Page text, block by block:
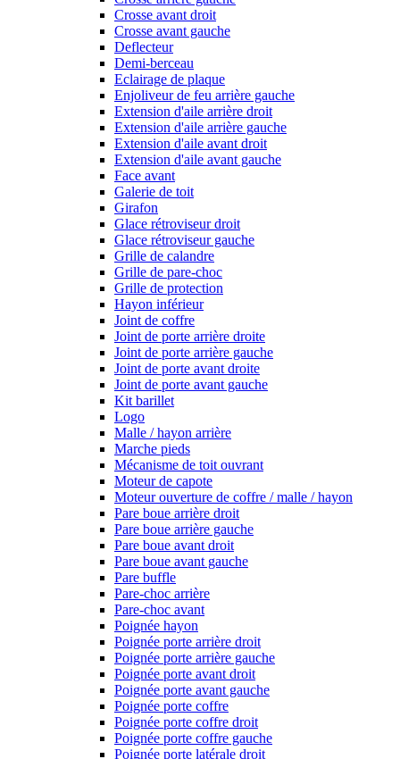
Crosse avant droit
Crosse avant gauche
Deflecteur
Demi-berceau
Eclairage de plaque
Enjoliveur de feu arrière gauche
Extension d'aile arrière droit
Extension d'aile arrière gauche
Extension d'aile avant droit
Extension d'aile avant gauche
Face avant
Galerie de toit
Girafon
Glace rétroviseur droit
Glace rétroviseur gauche
Grille de calandre
Grille de pare-choc
Grille de protection
Hayon inférieur
Joint de coffre
Joint de porte arrière droite
Joint de porte arrière gauche
Joint de porte avant droite
Joint de porte avant gauche
Kit barillet
Logo
Malle / hayon arrière
Marche pieds
Mécanisme de toit ouvrant
Moteur de capote
Moteur ouverture de coffre / malle / hayon
Pare boue arrière droit
Pare boue arrière gauche
Pare boue avant droit
Pare boue avant gauche
Pare buffle
Pare-choc arrière
Pare-choc avant
Poignée hayon
Poignée porte arrière droit
Poignée porte arrière gauche
Poignée porte avant droit
Poignée porte avant gauche
Poignée porte coffre
Poignée porte coffre droit
Poignée porte coffre gauche
Poignée porte latérale droit